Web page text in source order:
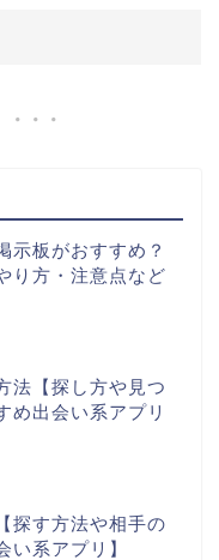
示板がおすすめ？
り方・注意点など
法【探し方や見つ
め出会い系アプリ
探す方法や相手の
い系アプリ】